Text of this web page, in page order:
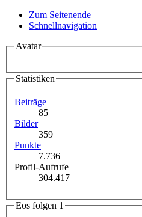
Zum Seitenende
Schnellnavigation
Avatar
Statistiken
Beiträge
85
Bilder
359
Punkte
7.736
Profil-Aufrufe
304.417
Eos folgen 1